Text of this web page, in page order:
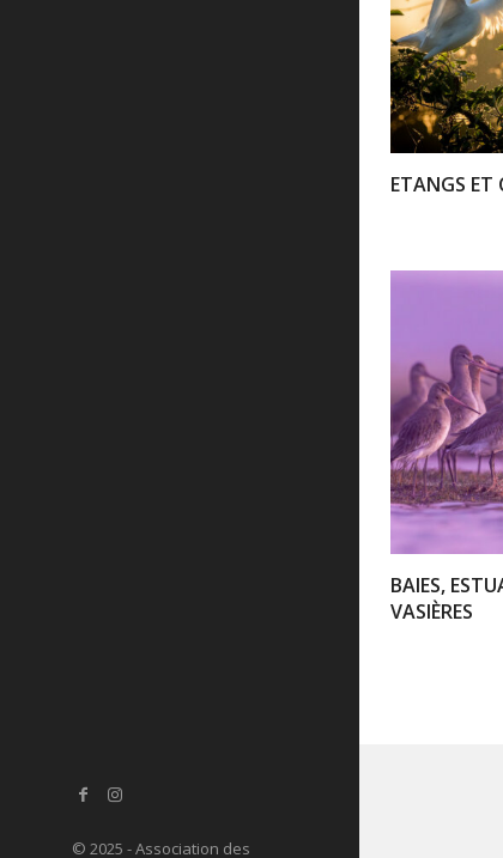
© 2025 - Association des
ETANGS ET
BAIES,
VASIÈRES